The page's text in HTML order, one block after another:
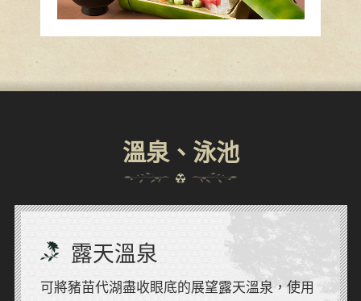
溫泉、泳池
露天溫泉
可將豬苗代湖盡收眼底的展望露天溫泉，使用